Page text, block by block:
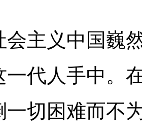
义中国巍然
一代人手中。
一切困难而不